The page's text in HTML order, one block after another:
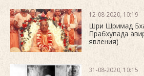
12-08-2020, 10:19
Шри Шримад
Прабхупада
явления)
31-08-2020, 10:15